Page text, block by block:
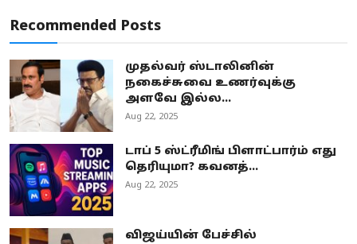
Recommended Posts
முதல்வர் ஸ்டாலினின்
நகைச்சுவை உணர்வுக்கு
அளவே இல்ல...
Aug 22, 2025
டாப் 5 ஸ்ட்ரீமிங் பிளாட்பார்ம் எது
தெரியுமா? கவனத்...
Aug 22, 2025
விஜய்யின் பேச்சில்